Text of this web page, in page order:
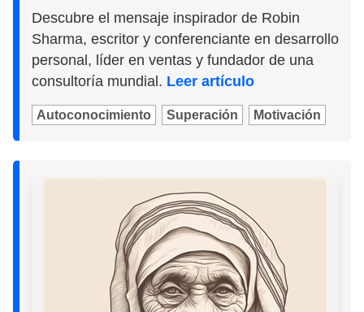
Descubre el mensaje inspirador de Robin
Sharma, escritor y conferenciante en desarrollo
personal, líder en ventas y fundador de una
consultoría mundial. Leer artículo
Autoconocimiento Superación Motivación